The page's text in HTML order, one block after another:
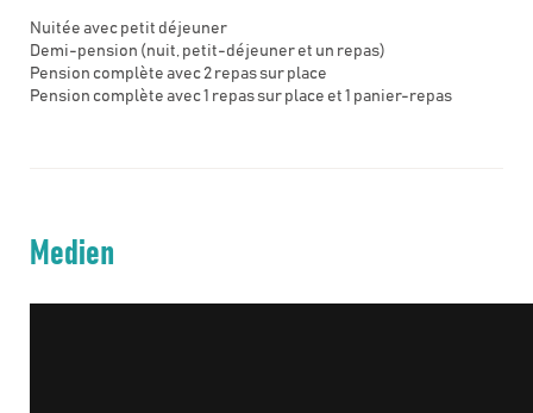
Nuitée avec petit déjeuner
Demi-pension (nuit, petit-déjeuner et un repas)
Pension complète avec 2 repas sur place
Pension complète avec 1 repas sur place et 1 panier-repas
Medien